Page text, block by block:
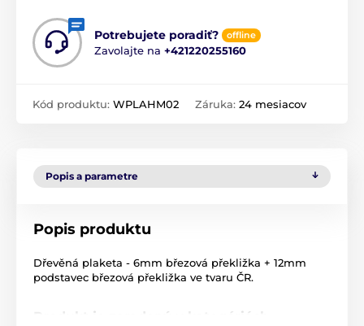
Potrebujete poradiť? offline
Zavolajte na +421220255160
Kód produktu: WPLAHM02 Záruka: 24 mesiacov
Popis a parametre
Popis produktu
Dřevěná plaketa - 6mm březová překližka + 12mm
podstavec březová překližka ve tvaru ČR.
Produkt je zaradený v kategóriách